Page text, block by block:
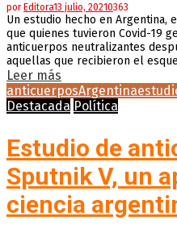
por Editora13 julio, 20210363
Un estudio hecho en Argentina,
que quienes tuvieron Covid-19
anticuerpos neutralizantes
aquellas que recibieron el
Leer más
anticuerposArgentina
Destacada Política
Estudio de
Sputnik V, un
ciencia